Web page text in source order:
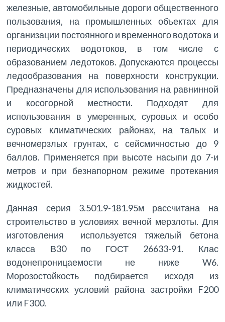
железные, автомобильные дороги общественного
пользования, на промышленных объектах для
организации постоянного и временного водотока и
периодических водотоков, в том числе с
образованием ледотоков. Допускаются процессы
ледообразования на поверхности конструкции.
Предназначены для использования на равнинной
и косогорной местности. Подходят для
использования в умеренных, суровых и особо
суровых климатических районах, на талых и
вечномерзлых грунтах, с сейсмичностью до 9
баллов. Применяется при высоте насыпи до 7-и
метров и при безнапорном режиме протекания
жидкостей.
Данная серия 3.501.9-181.95м рассчитана на
строительство в условиях вечной мерзлоты. Для
изготовления используется тяжелый бетона
класса В30 по ГОСТ 26633-91. Клас
водонепроницаемости не ниже W6.
Морозостойкость подбирается исходя из
климатических условий района застройки F200
или F300.